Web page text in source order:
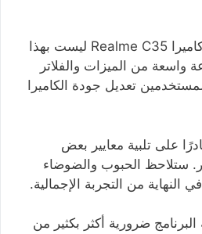
ليس هناك شك في أن كاميرا Realme C35 ليست بهذا
واسعة من الميزات والفلاتر
تعديل جودة الكاميرا
على تلبية معايير بعض
ستلاحظ الحبوب والضوضاء
النهاية من التجربة الإجمالية.
ضرورية أكثر بكثير من